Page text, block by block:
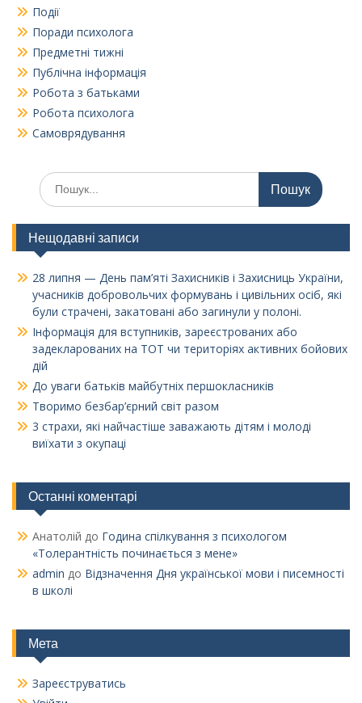
Події
Поради психолога
Предметні тижні
Публічна інформація
Робота з батьками
Робота психолога
Самоврядування
Шукати:
Нещодавні записи
28 липня — День пам’яті Захисників і Захисниць України,
учасників добровольчих формувань і цивільних осіб, які
були страчені, закатовані або загинули у полоні.
Інформація для вступників, зареєстрованих або
задекларованих на ТОТ чи територіях активних бойових
дій
До уваги батьків майбутніх першокласників
Творимо безбар’єрний світ разом
3 страхи, які найчастіше заважають дітям і молоді
виїхати з окупаці
Останні коментарі
Анатолій до Година спілкування з психологом
«Толерантність починається з мене»
admin до Відзначення Дня української мови і писемності
в школі
Мета
Зареєструватись